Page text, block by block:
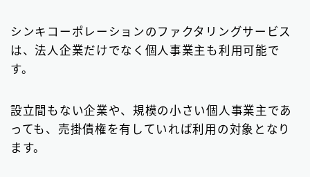
シンキコーポレーションのファクタリングサービス
は、法人企業だけでなく個人事業主も利用可能で
す。
設立間もない企業や、規模の小さい個人事業主であ
っても、売掛債権を有していれば利用の対象となり
ます。